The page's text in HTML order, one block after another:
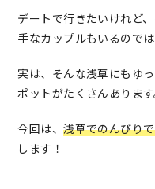
デートで行きたいけれど
手なカップルもいるのでは
実は、そんな浅草にもゆ
ポットがたくさんあります
今回は、浅草でのんびり
します！